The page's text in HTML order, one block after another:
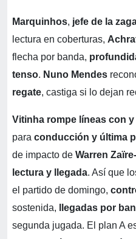
Marquinhos, jefe de la
lectura en coberturas,
flecha por banda,
tenso. Nuno Mendes
regate, castiga si lo dejan
Vitinha rompe líneas con
para conducción y última
de impacto de Warren
lectura y llegada. Así que
el partido de domingo,
sostenida,
llegadas por
segunda jugada. El plan A